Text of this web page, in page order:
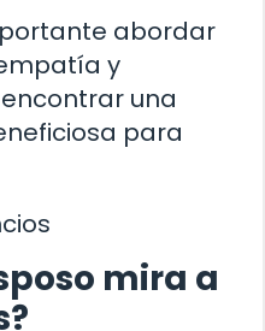
abordar
y
una
para
mira a